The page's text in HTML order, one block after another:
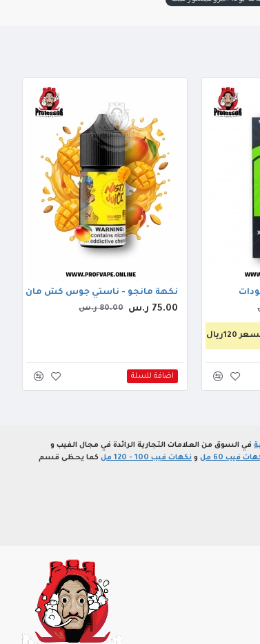
نكهة مانجو - ناستي جوس كش مان 30مل
75.00 ر.س 80.00 ر.س
اضافة للسلة
في السوق من العلامات التجارية الرائدة في مجال الفيب و
فيب 60 مل و نكهات فيب 100 - 120 مل
كما يحظى قسم